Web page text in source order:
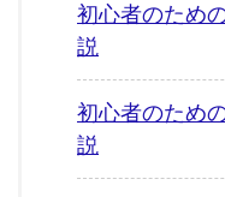
初心者のため
説
初心者のため
説